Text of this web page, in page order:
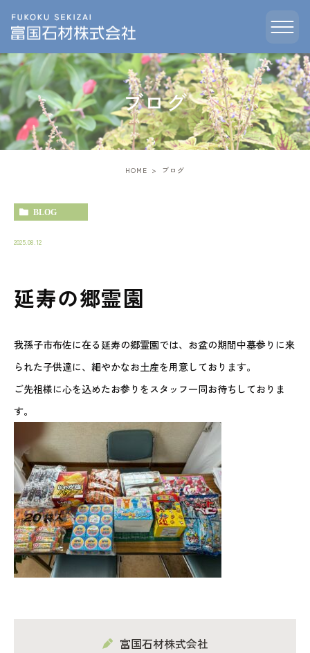
ブログ
HOME ブログ
BLOG
2025.08.12
延寿の郷霊園
我孫子市布佐に在る延寿の郷霊園では、お盆の期間中墓参りに来
られた子供達に、細やかなお土産を用意しております。
ご先祖様に心を込めたお参りをスタッフ一同お待ちしておりま
す。
富国石材株式会社